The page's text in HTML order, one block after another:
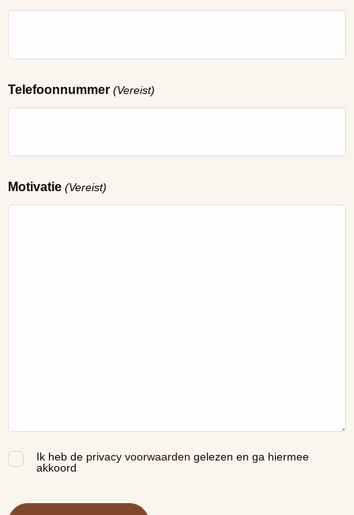
Telefoonnummer (Vereist)
Motivatie (Vereist)
(Vereist)Ik heb de privacy voorwaarden gelezen en ga hiermee
akkoord